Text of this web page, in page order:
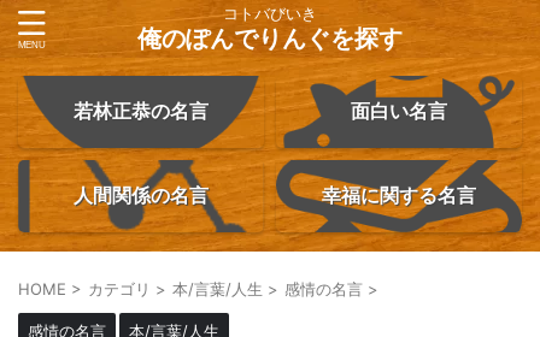
コトバびいき
俺のぽんでりんぐを探す
若林正恭の名言 面白い名言
人間関係の名言 幸福に関する名言
HOME > カテゴリ > 本/言葉/人生 > 感情の名言 >
感情の名言 本/言葉/人生